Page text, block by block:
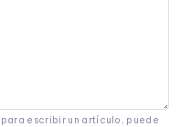
escribir un artículo, puede